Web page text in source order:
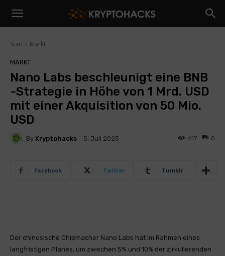
Start Markt
MARKT
Nano Labs beschleunigt eine BNB
-Strategie in Höhe von 1 Mrd. USD
mit einer Akquisition von 50 Mio.
USD
By Kryptohacks 5. Juli 2025 0
417
Facebook Twitter Tumblr
Der chinesische Chipmacher Nano Labs hat im Rahmen eines
langfristigen Planes, um zwischen 5% und 10% der zirkulierenden